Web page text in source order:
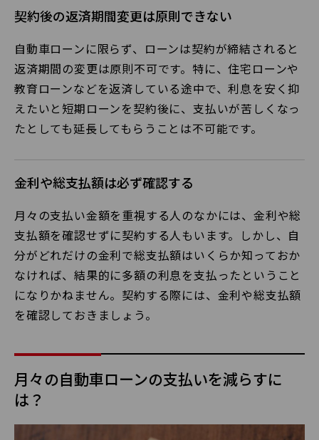
契約後の返済期間変更は原則できない
自動車ローンに限らず、ローンは契約が締結されると
返済期間の変更は原則不可です。特に、住宅ローンや
教育ローンなどを返済している途中で、利息を安く抑
えたいと短期ローンを契約後に、支払いが苦しくなっ
たとしても延長してもらうことは不可能です。
金利や総支払額は必ず確認する
月々の支払い金額を重視する人のなかには、金利や総
支払額を確認せずに契約する人もいます。しかし、自
分がどれだけの金利で総支払額はいくらか知っておか
なければ、結果的に多額の利息を支払ったということ
になりかねません。契約する際には、金利や総支払額
を確認しておきましょう。
月々の自動車ローンの支払いを減らすに
は？